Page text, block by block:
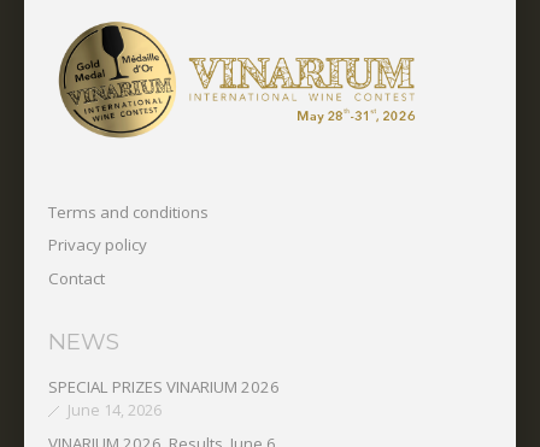
Terms and conditions
Privacy policy
Contact
NEWS
SPECIAL PRIZES VINARIUM 2026
June 14, 2026